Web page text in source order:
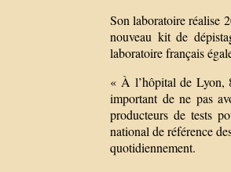
Son laboratoire réalise
nouveau kit de
laboratoire français
« À l’hôpital de Lyon,
important de ne pas
producteurs de tests
national de référence
quotidiennement.